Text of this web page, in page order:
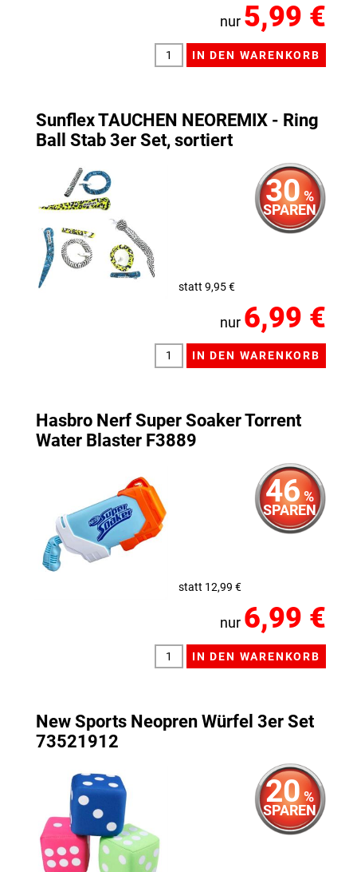
nur 5,99 €
Sunflex TAUCHEN NEOREMIX - Ring
Ball Stab 3er Set, sortiert
30 %
SPAREN
statt 9,95 €
nur 6,99 €
Hasbro Nerf Super Soaker Torrent
Water Blaster F3889
46 %
SPAREN
statt 12,99 €
nur 6,99 €
New Sports Neopren Würfel 3er Set
73521912
20 %
SPAREN